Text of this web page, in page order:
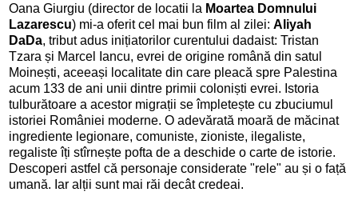
Oana Giurgiu (director de locatii la Moartea Domnului
Lazarescu) mi-a oferit cel mai bun film al zilei: Aliyah
DaDa, tribut adus inițiatorilor curentului dadaist: Tristan
Tzara și Marcel Iancu, evrei de origine română din satul
Moinești, aceeași localitate din care pleacă spre Palestina
acum 133 de ani unii dintre primii coloniști evrei. Istoria
tulburătoare a acestor migrații se împletește cu zbuciumul
istoriei României moderne. O adevărată moară de măcinat
ingrediente legionare, comuniste, zioniste, ilegaliste,
regaliste îți stîrnește pofta de a deschide o carte de istorie.
Descoperi astfel că personaje considerate "rele" au și o față
umană. Iar alții sunt mai răi decât credeai.